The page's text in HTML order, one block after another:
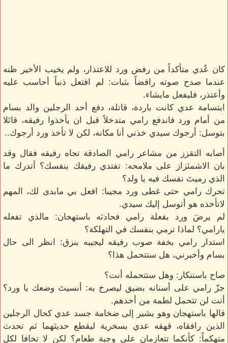
كان عُدي متأكداً من رفض ورد للاعتذار، ولم يخيب الأخير ظنه
عندما صدح صوته رافضاً بثبات: لم افتعل ذنباً أحاسب عليه
وأعتذر، فليفعل مايشاء.
ابتسامة عدي كانت باردة، قاتلة، دفع أحد الرجلين والد بسام
من أمام ورد فاندفع رامي متدخلاً قبل ان يأخذوا رفيقه، قائلا
بتوسل: أرجوك سيدي خذني أنا مكانه، لكن لا تأخذ ورد أرجوك..
أصابه التقزز من مشاعر رامي الصادقة تجاه رفيقه فقال وقد
بان الاشمئزاز على ملامحه: تفتدي رفيقك بنفسك؟ أتدرك ما
الذي رميتَ نفسك فيه يا ولد؟
تحرك رامي حتى غطى ورد مجيبا: افعل بي مابدى لك، المهم
لاتأخذه هو أتوسل إليك سيدي.
لم يرضَ ورد بفعلة رامي فحادثه باستهجان: مالذي تفعله
يارامي؟ لماذا ترمي بنفسك في التهلكة؟
استدار رامي بخفة صوب رفيقه ليجيبه بنزق: انظر الى حال
بسام وأخبرني، هل ستتحمل هذا؟
صاح باستنكار: وهل ستتحمله أنت؟
جزّ رامي على أسنانه بضيق ليصرخ به: أنسيتَ وضعك يا ورد؟
أنت لن تتحمل لطمة من أحدهم.
قالها باستهجان وهو يشير إلى ضخامة جسد عدي كحال الرجلين
الذين رافقاه، قهقه عدي بسخرية ليقطع حديثهما ثم تحدث
متهكماً: كأنكما تتعازمان على وجبة طعام؟ لكن لا تخافا لكل